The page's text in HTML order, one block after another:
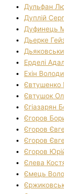
Дульфан
Дуплій
Дуфинець
Дьерке
Ерделі
Ехін
Євтушенко
Євтушок
Єгіазарян
Єгоров
Єгоров
Єгоров
Єгоров
Єлева
Ємець